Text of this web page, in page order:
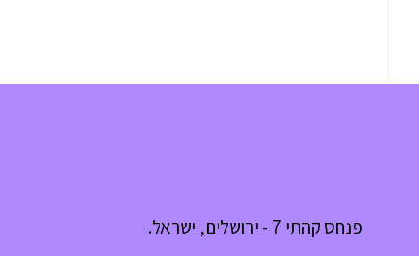
פנחס קהתי 7 - ירושלים, ישראל.